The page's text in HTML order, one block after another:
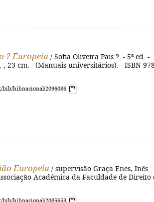
? Europeia / Sofia Oliveira Pais ?. - 5ª ed. -
23 cm. - (Manuais universitários). - ISBN
bibnacional/2096086
Europeia / supervisão Graça Enes, Inês
Académica da Faculdade de Direito